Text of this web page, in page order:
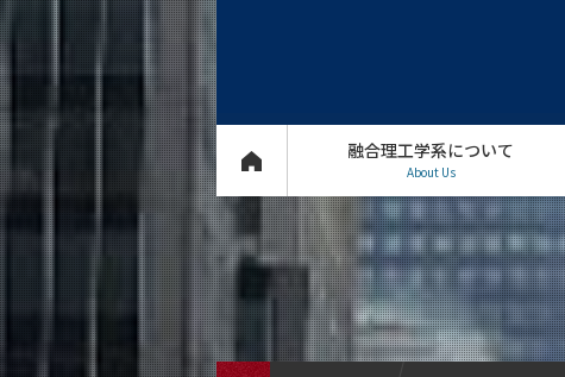
融合理工学系について
About Us